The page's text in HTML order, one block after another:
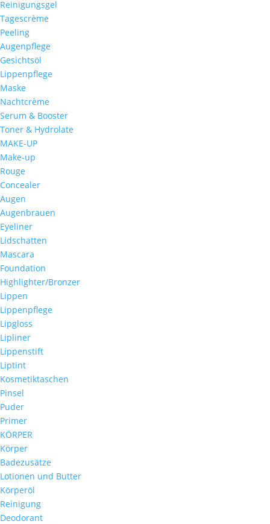
Reinigungsgel
Tagescrème
Peeling
Augenpflege
Gesichtsöl
Lippenpflege
Maske
Nachtcrème
Serum & Booster
Toner & Hydrolate
MAKE-UP
Make-up
Rouge
Concealer
Augen
Augenbrauen
Eyeliner
Lidschatten
Mascara
Foundation
Highlighter/Bronzer
Lippen
Lippenpflege
Lipgloss
Lipliner
Lippenstift
Liptint
Kosmetiktaschen
Pinsel
Puder
Primer
KÖRPER
Körper
Badezusätze
Lotionen und Butter
Körperöl
Reinigung
Deodorant